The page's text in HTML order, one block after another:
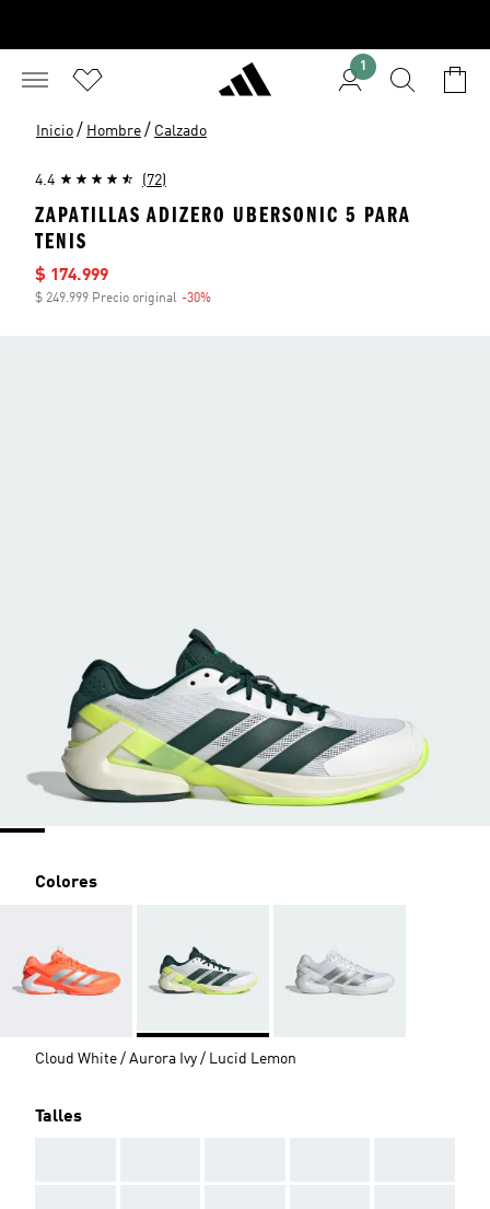
1
Inicio / Hombre / Calzado
4.4 (72)
ZAPATILLAS ADIZERO UBERSONIC 5 PARA
TENIS
Precio de venta
$ 174.999
$ 249.999 Precio original -30%
Colores
Cloud White / Aurora Ivy / Lucid Lemon
Talles